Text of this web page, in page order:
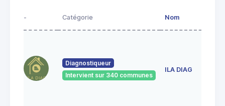
- Catégorie Nom
Diagnostiqueur
Intervient sur 340 communes
ILA DIAG